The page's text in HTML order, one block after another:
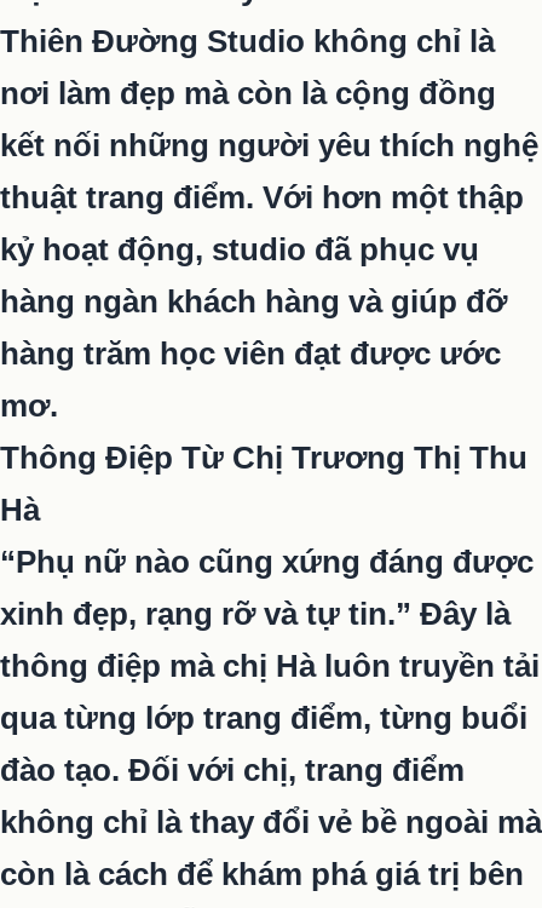
Thiên Đường Studio không chỉ là
nơi làm đẹp mà còn là cộng đồng
kết nối những người yêu thích nghệ
thuật trang điểm. Với hơn một thập
kỷ hoạt động, studio đã phục vụ
hàng ngàn khách hàng và giúp đỡ
hàng trăm học viên đạt được ước
mơ.
Thông Điệp Từ Chị Trương Thị Thu
Hà
“Phụ nữ nào cũng xứng đáng được
xinh đẹp, rạng rỡ và tự tin.” Đây là
thông điệp mà chị Hà luôn truyền tải
qua từng lớp trang điểm, từng buổi
đào tạo. Đối với chị, trang điểm
không chỉ là thay đổi vẻ bề ngoài mà
còn là cách để khám phá giá trị bên